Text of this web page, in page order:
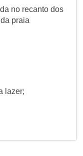
no recanto dos
praia
lazer;